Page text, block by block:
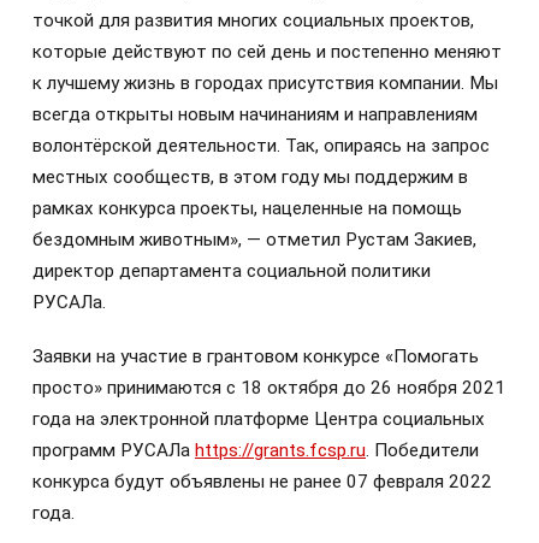
точкой для развития многих социальных проектов,
которые действуют по сей день и постепенно меняют
к лучшему жизнь в городах присутствия компании. Мы
всегда открыты новым начинаниям и направлениям
волонтёрской деятельности. Так, опираясь на запрос
местных сообществ, в этом году мы поддержим в
рамках конкурса проекты, нацеленные на помощь
бездомным животным», — отметил Рустам Закиев,
директор департамента социальной политики
РУСАЛа.
Заявки на участие в грантовом конкурсе «Помогать
просто» принимаются с 18 октября до 26 ноября 2021
года на электронной платформе Центра социальных
программ РУСАЛа https://grants.fcsp.ru. Победители
конкурса будут объявлены не ранее 07 февраля 2022
года.